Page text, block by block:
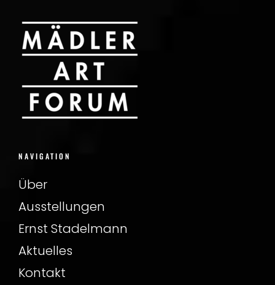
NAVIGATION
Über
Ausstellungen
Ernst Stadelmann
Aktuelles
Kontakt